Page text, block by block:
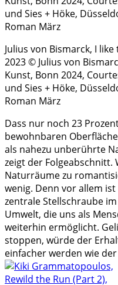
Julius von Bismarck, I
2023 © Julius von
Kunst, Bonn 2024,
und Sies + Höke,
Roman März
Dass nur noch 23
bewohnbaren
als nahezu unberührte
zeigt der Folgeabschnitt.
Naturräume zu
wenig. Denn vor allem
zentrale Stellschraube
Umwelt, die uns als
weiterhin ermöglicht.
stoppen, würde der
einfacher werden wie